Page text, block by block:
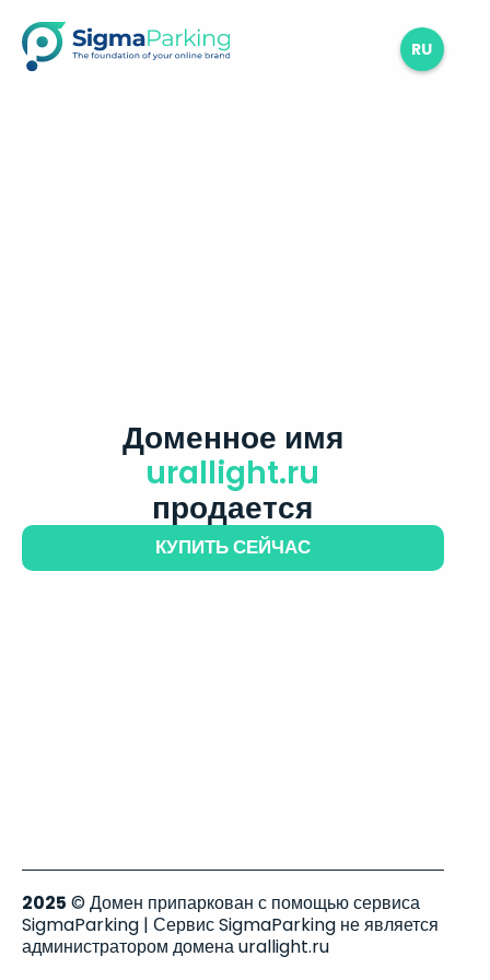
RU
Доменное имя
urallight.ru
продается
КУПИТЬ СЕЙЧАС
2025 © Домен припаркован с помощью сервиса
SigmaParking | Сервис SigmaParking не является
администратором домена urallight.ru